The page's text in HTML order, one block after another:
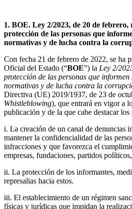
1. BOE. Ley 2/2023, de 20 de febrero,
protección de las personas que
normativas y de lucha contra la
Con fecha 21 de febrero de 2022, se ha
Oficial del Estado (“BOE”) la Ley 2/
protección de las personas que
normativas y de lucha contra la
Directiva (UE) 2019/1937, de 23 de
Whistleblowing), que entrará en vigor a
publicación y de la que cabe destacar los
i. La creación de un canal de denuncias
mantener la confidencialidad de las
infracciones y que favorezca el
empresas, fundaciones, partidos
ii. La protección de los informantes,
represalias hacia estos.
iii. El establecimiento de un régimen
físicas y jurídicas que impidan la